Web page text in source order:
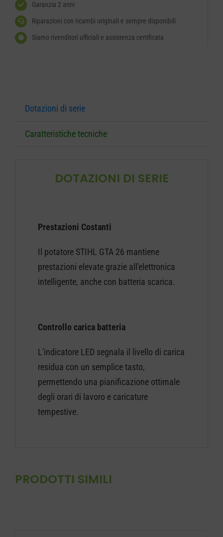
Garanzia 2 anni
Riparazioni con ricambi originali e sempre disponibili
Siamo rivenditori ufficiali e assistenza certificata
Dotazioni di serie
Caratteristiche tecniche
DOTAZIONI DI SERIE
Prestazioni Costanti
Il potatore STIHL GTA 26 mantiene
prestazioni elevate grazie all'elettronica
intelligente, anche con batteria scarica.
Controllo carica batteria
L'indicatore LED segnala il livello di carica
residua con un semplice tasto,
permettendo una pianificazione ottimale
degli orari di lavoro e caricature
tempestive.
PRODOTTI SIMILI